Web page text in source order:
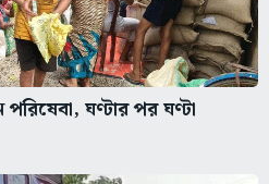
ঘণ্টার পর ঘণ্টা